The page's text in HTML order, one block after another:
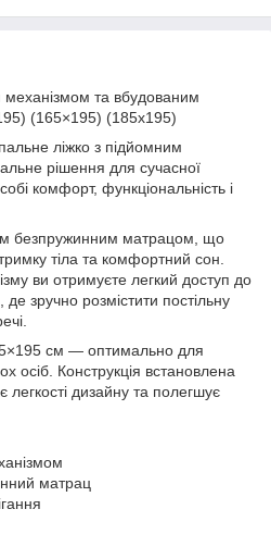
та вбудованим
(165×195) (185х195)
ліжко з підйомним
рішення для сучасної
комфорт, функціональність і
безпружинним матрацом, що
тіла та комфортний сон.
ви отримуєте легкий доступ до
де зручно розмістити постільну
см — оптимально для
осіб. Конструкція встановлена
дизайну та полегшує
матрац